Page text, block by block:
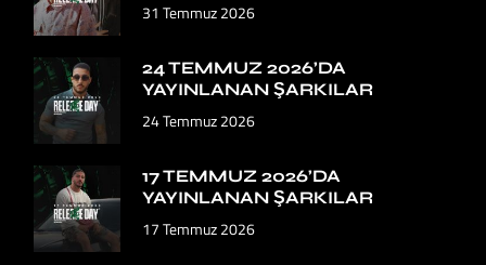
31 Temmuz 2026
24 TEMMUZ 2026’DA
YAYINLANAN ŞARKILAR
24 Temmuz 2026
17 TEMMUZ 2026’DA
YAYINLANAN ŞARKILAR
17 Temmuz 2026